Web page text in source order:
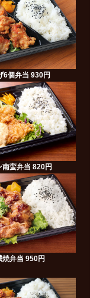
6個弁当 930円
南蛮弁当 820円
焼弁当 950円